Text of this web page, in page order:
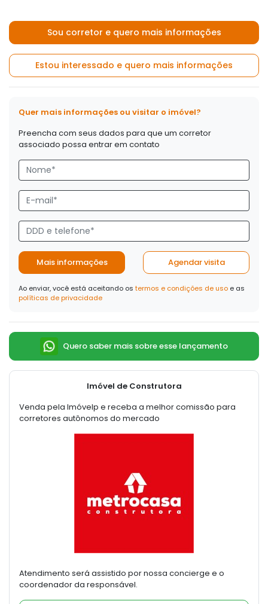
Sou corretor e quero mais informações
Estou interessado e quero mais informações
Quer mais informações ou visitar o imóvel?
Preencha com seus dados para que um corretor
associado possa entrar em contato
Mais informações Agendar visita
Ao enviar, você está aceitando os termos e condições de uso e as
políticas de privacidade
Quero saber mais sobre esse lançamento
Imóvel de Construtora
Venda pela Imóvelp e receba a melhor comissão para
corretores autônomos do mercado
Atendimento será assistido por nossa concierge e o
coordenador da responsável.